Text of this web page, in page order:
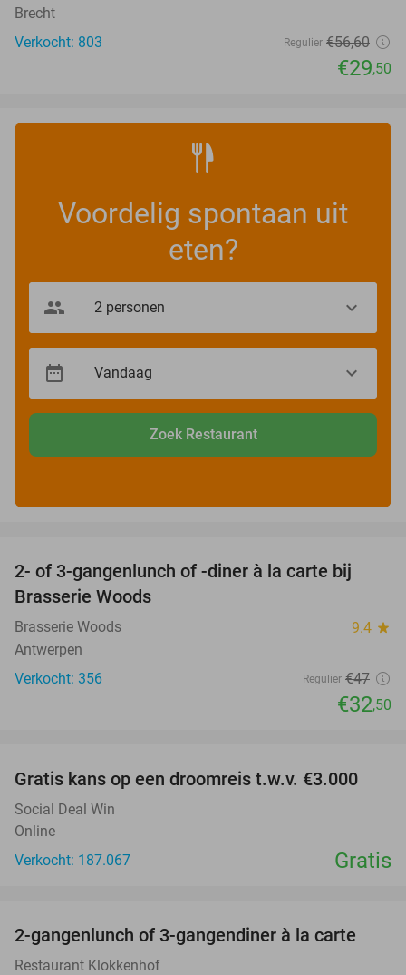
Brecht
Verkocht: 803
Regulier €56,60
€29,50
Voordelig spontaan uit
eten?
Zoek Restaurant
31%
2- of 3-gangenlunch of -diner à la carte bij
Brasserie Woods
Brasserie Woods 9.4 star
Antwerpen
Verkocht: 356
Regulier €47
€32,50
Gratis kans op een droomreis t.w.v. €3.000
Social Deal Win
Online
Verkocht: 187.067
Gratis
43%
2-gangenlunch of 3-gangendiner à la carte
Restaurant Klokkenhof